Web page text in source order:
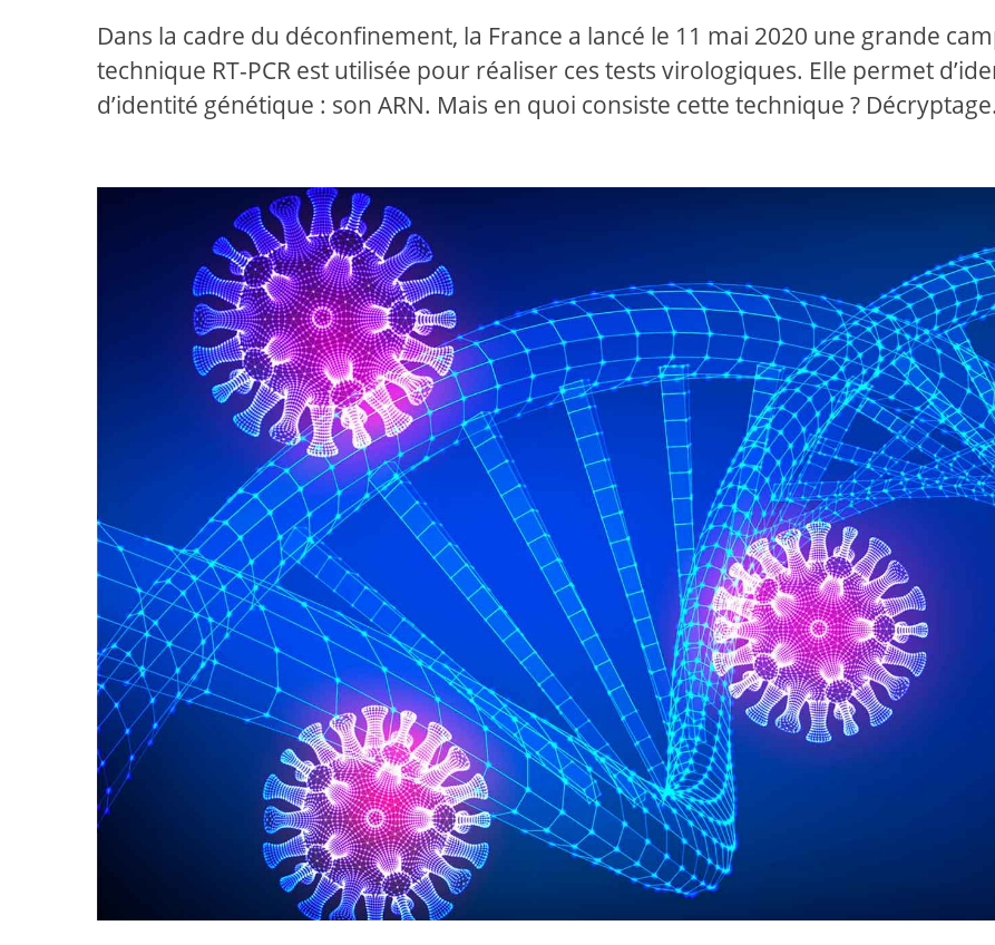
Dans la cadre du déconfinement, la France a lancé le 11 mai 2020 une grande
technique RT-PCR est utilisée pour réaliser ces tests virologiques. Elle permet
d’identité génétique : son ARN. Mais en quoi consiste cette technique ? Décryptage.